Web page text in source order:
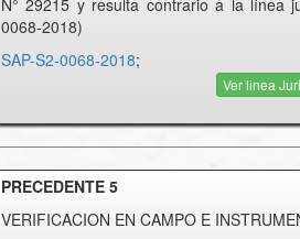
N° 29215 y resulta contrario a la línea
0068-2018)
SAP-S2-0068-2018;
Ver linea
PRECEDENTE 5
VERIFICACION EN CAMPO E